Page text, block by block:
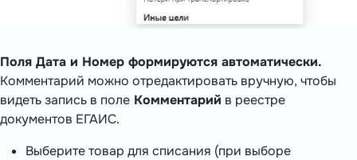
Поля Дата и Номер формируются автоматически.
Комментарий можно отредактировать вручную, чтобы
видеть запись в поле Комментарий в реестре
документов ЕГАИС.
Выберите товар для списания (при выборе